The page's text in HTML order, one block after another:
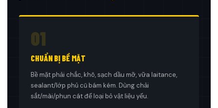
01
CHUẨN BỊ BỀ MẶT
Bề mặt phải chắc, khô, sạch dầu mỡ, vữa laitance,
sealant/lớp phủ cũ bám kém. Dùng chải
sắt/mài/phun cát để loại bỏ vật liệu yếu.